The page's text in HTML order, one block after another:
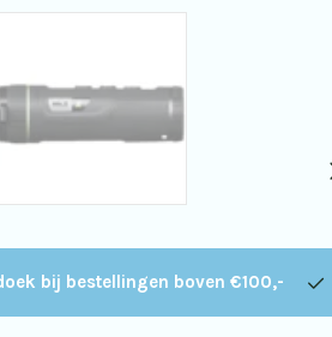
bij bestellingen boven €100,-